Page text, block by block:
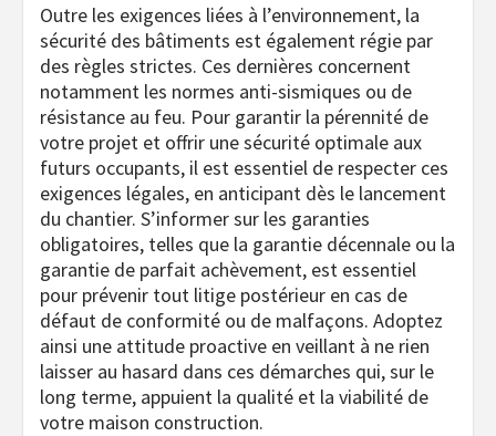
Outre les exigences liées à l’environnement, la
sécurité des bâtiments est également régie par
des règles strictes. Ces dernières concernent
notamment les normes anti-sismiques ou de
résistance au feu. Pour garantir la pérennité de
votre projet et offrir une sécurité optimale aux
futurs occupants, il est essentiel de respecter ces
exigences légales, en anticipant dès le lancement
du chantier. S’informer sur les garanties
obligatoires, telles que la garantie décennale ou la
garantie de parfait achèvement, est essentiel
pour prévenir tout litige postérieur en cas de
défaut de conformité ou de malfaçons. Adoptez
ainsi une attitude proactive en veillant à ne rien
laisser au hasard dans ces démarches qui, sur le
long terme, appuient la qualité et la viabilité de
votre maison construction.